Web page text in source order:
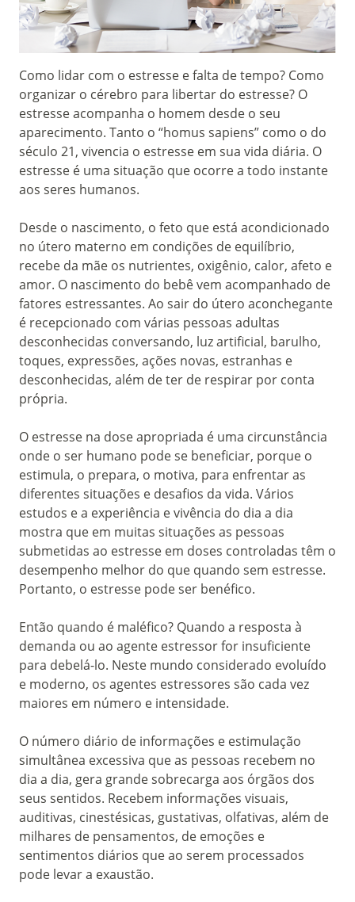
Como lidar com o estresse e falta de tempo? Como
organizar o cérebro para libertar do estresse? O
estresse acompanha o homem desde o seu
aparecimento. Tanto o “homus sapiens” como o do
século 21, vivencia o estresse em sua vida diária. O
estresse é uma situação que ocorre a todo instante
aos seres humanos.
Desde o nascimento, o feto que está acondicionado
no útero materno em condições de equilíbrio,
recebe da mãe os nutrientes, oxigênio, calor, afeto e
amor. O nascimento do bebê vem acompanhado de
fatores estressantes. Ao sair do útero aconchegante
é recepcionado com várias pessoas adultas
desconhecidas conversando, luz artificial, barulho,
toques, expressões, ações novas, estranhas e
desconhecidas, além de ter de respirar por conta
própria.
O estresse na dose apropriada é uma circunstância
onde o ser humano pode se beneficiar, porque o
estimula, o prepara, o motiva, para enfrentar as
diferentes situações e desafios da vida. Vários
estudos e a experiência e vivência do dia a dia
mostra que em muitas situações as pessoas
submetidas ao estresse em doses controladas têm o
desempenho melhor do que quando sem estresse.
Portanto, o estresse pode ser benéfico.
Então quando é maléfico? Quando a resposta à
demanda ou ao agente estressor for insuficiente
para debelá-lo. Neste mundo considerado evoluído
e moderno, os agentes estressores são cada vez
maiores em número e intensidade.
O número diário de informações e estimulação
simultânea excessiva que as pessoas recebem no
dia a dia, gera grande sobrecarga aos órgãos dos
seus sentidos. Recebem informações visuais,
auditivas, cinestésicas, gustativas, olfativas, além de
milhares de pensamentos, de emoções e
sentimentos diários que ao serem processados
pode levar a exaustão.